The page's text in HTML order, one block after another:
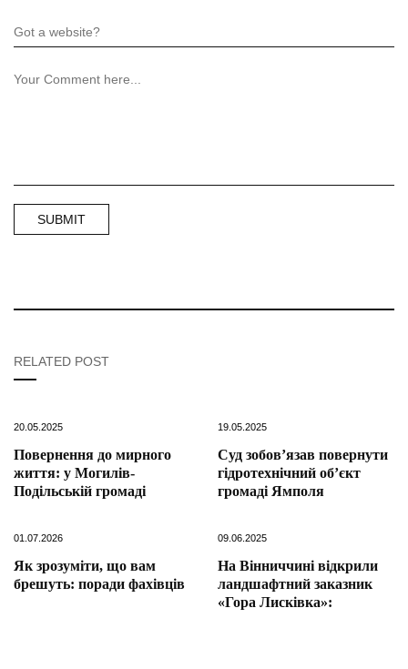
RELATED POST
20.05.2025
Повернення до мирного
життя: у Могилів-
Подільській громаді
19.05.2025
Суд зобов’язав повернути
гідротехнічний об’єкт
громаді Ямполя
01.07.2026
Як зрозуміти, що вам
брешуть: поради фахівців
09.06.2025
На Вінниччині відкрили
ландшафтний заказник
«Гора Лисківка»: